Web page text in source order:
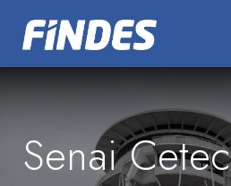
Senai Cetec